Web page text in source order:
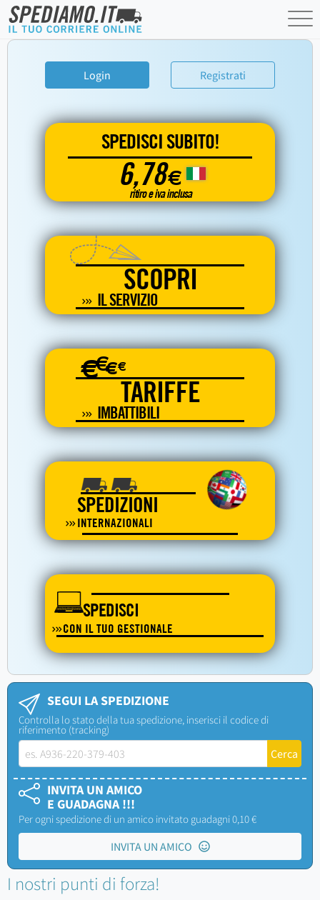
Login Registrati
SPEDISCI SUBITO!
6,78€
ritiro e iva inclusa
SCOPRI
IL SERVIZIO
€€€€
TARIFFE
IMBATTIBILI
SPEDIZIONI
INTERNAZIONALI
SPEDISCI
CON IL TUO GESTIONALE
SEGUI LA SPEDIZIONE
Controlla lo stato della tua spedizione, inserisci il codice di
riferimento (tracking)
INVITA UN AMICO
E GUADAGNA !!!
Per ogni spedizione di un amico invitato guadagni 0,10 €
INVITA UN AMICO
I nostri punti di forza!